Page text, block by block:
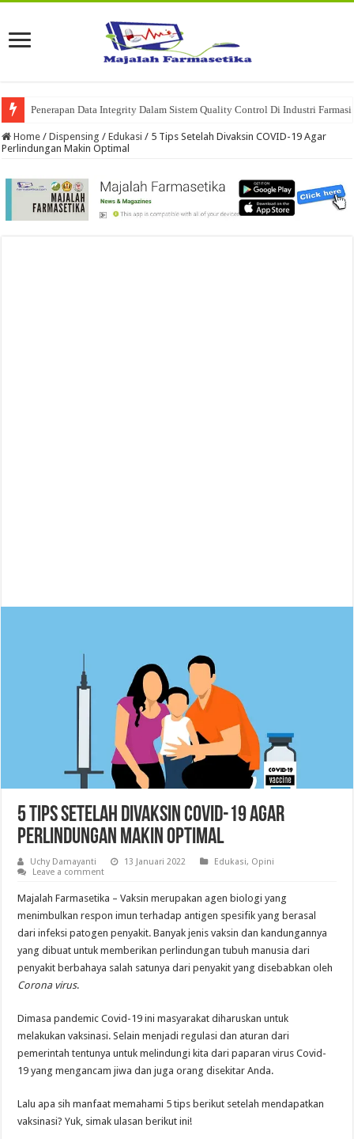
Penerapan Data Integrity Dalam Sistem Quality Control Di Industri Farmasi
Home / Dispensing / Edukasi / 5 Tips Setelah Divaksin COVID-19 Agar
Perlindungan Makin Optimal
5 Tips Setelah Divaksin COVID-19 Agar
Perlindungan Makin Optimal
Uchy Damayanti 13 Januari 2022 Edukasi, Opini
Leave a comment
Majalah Farmasetika – Vaksin merupakan agen biologi yang
menimbulkan respon imun terhadap antigen spesifik yang berasal
dari infeksi patogen penyakit. Banyak jenis vaksin dan kandungannya
yang dibuat untuk memberikan perlindungan tubuh manusia dari
penyakit berbahaya salah satunya dari penyakit yang disebabkan oleh
Corona virus.
Dimasa pandemic Covid-19 ini masyarakat diharuskan untuk
melakukan vaksinasi. Selain menjadi regulasi dan aturan dari
pemerintah tentunya untuk melindungi kita dari paparan virus Covid-
19 yang mengancam jiwa dan juga orang disekitar Anda.
Lalu apa sih manfaat memahami 5 tips berikut setelah mendapatkan
vaksinasi? Yuk, simak ulasan berikut ini!